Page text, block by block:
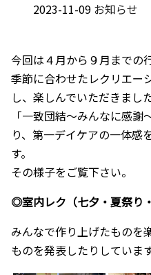
2023-11-09 お知らせ
今回は４月から９月までの
季節に合わせたレクリエー
し、楽しんでいただきました
「一致団結～みんなに感
り、第一デイケアの一体感
す。
その様子をご覧下さい。
◎室内レク（七夕・夏祭り
みんなで作り上げたものを
ものを発表したりしています